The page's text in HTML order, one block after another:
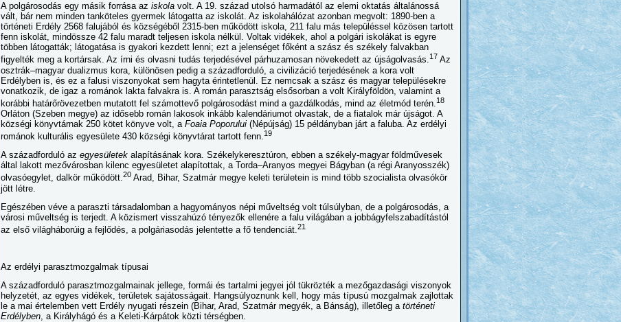
A polgárosodás egy másik forrása az iskola volt. A 19. század utolsó harmadától az elemi oktatás általánossá
vált, bár nem minden tanköteles gyermek látogatta az iskolát. Az iskolahálózat azonban megvolt: 1890-ben a
történeti Erdély 2568 falujából és községéből 2315-ben működött iskola, 211 falu más településsel közösen tartott
fenn iskolát, mindössze 42 falu maradt teljesen iskola nélkül. Voltak vidékek, ahol a polgári iskolákat is egyre
többen látogatták; látogatása is gyakori kezdett lenni; ezt a jelenséget főként a szász és székely falvakban
figyelték meg a kortársak. Az írni és olvasni tudás terjedésével párhuzamosan növekedett az újságolvasás.17 Az
osztrák–magyar dualizmus kora, különösen pedig a századforduló, a civilizáció terjedésének a kora volt
Erdélyben is, és ez a falusi viszonyokat sem hagyta érintetlenül. Ez nemcsak a szász és magyar településekre
vonatkozik, de igaz a románok lakta falvakra is. A román parasztság elsősorban a volt Királyföldön, valamint a
korábbi határőrövezetben mutatott fel számottevő polgárosodást mind a gazdálkodás, mind az életmód terén. 18
Orláton (Szeben megye) az idősebb román lakosok inkább kalendáriumot olvastak, de a fiatalok már újságot. A
községi könyvtárnak 250 kötet könyve volt, a Foaia Poporului (Népújság) 15 példányban járt a faluba. Az erdélyi
románok kulturális egyesülete 430 községi könyvtárat tartott fenn.19
A századforduló az egyesületek alapításának kora. Székelykeresztúron, ebben a székely-magyar földművesek
által lakott mezővárosban kilenc egyesületet alapítottak, a Torda–Aranyos megyei Bágyban (a régi Aranyosszék)
olvasóegylet, dalkör működött.20 Arad, Bihar, Szatmár megye keleti területein is mind több szocialista olvasókör
jött létre.
Egészében véve a paraszti társadalomban a hagyományos népi műveltség volt túlsúlyban, de a polgárosodás, a
városi műveltség is terjedt. A közismert visszahúzó tényezők ellenére a falu világában a jobbágyfelszabadítástól
az első világháborúig a fejlődés, a polgáriasodás jelentette a fő tendenciát. 21
Az erdélyi parasztmozgalmak típusai
A századforduló parasztmozgalmainak jellege, formái és tartalmi jegyei jól tükrözték a mezőgazdasági viszonyok
helyzetét, az egyes vidékek, területek sajátosságait. Hangsúlyoznunk kell, hogy más típusú mozgalmak zajlottak
le a mai értelemben vett Erdély nyugati részein (Bihar, Arad, Szatmár megyék, a Bánság), illetőleg a történeti
Erdélyben , a Királyhágó és a Keleti-Kárpátok közti térségben.